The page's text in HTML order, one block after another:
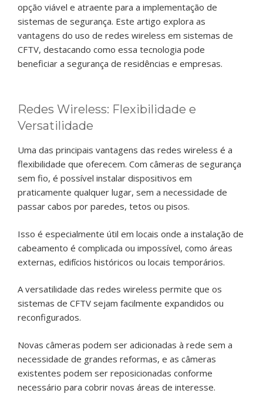
opção viável e atraente para a implementação de
sistemas de segurança. Este artigo explora as
vantagens do uso de redes wireless em sistemas de
CFTV, destacando como essa tecnologia pode
beneficiar a segurança de residências e empresas.
Redes Wireless: Flexibilidade e
Versatilidade
Uma das principais vantagens das redes wireless é a
flexibilidade que oferecem. Com câmeras de segurança
sem fio, é possível instalar dispositivos em
praticamente qualquer lugar, sem a necessidade de
passar cabos por paredes, tetos ou pisos.
Isso é especialmente útil em locais onde a instalação de
cabeamento é complicada ou impossível, como áreas
externas, edifícios históricos ou locais temporários.
A versatilidade das redes wireless permite que os
sistemas de CFTV sejam facilmente expandidos ou
reconfigurados.
Novas câmeras podem ser adicionadas à rede sem a
necessidade de grandes reformas, e as câmeras
existentes podem ser reposicionadas conforme
necessário para cobrir novas áreas de interesse.